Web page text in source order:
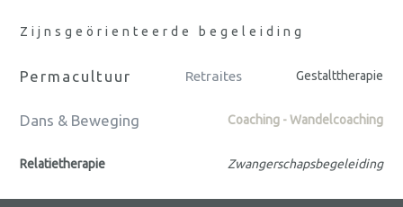
Zijnsgeörienteerde begeleiding
Permacultuur Retraites Gestalttherapie
Dans & Beweging Coaching - Wandelcoaching
Relatietherapie Zwangerschapsbegeleiding